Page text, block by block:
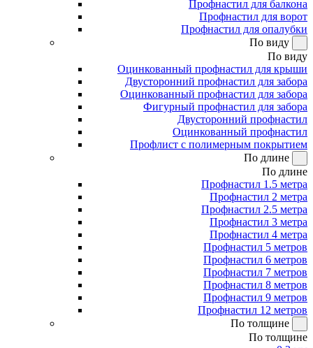
Профнастил для балкона
Профнастил для ворот
Профнастил для опалубки
По виду
По виду
Оцинкованный профнастил для крыши
Двусторонний профнастил для забора
Оцинкованный профнастил для забора
Фигурный профнастил для забора
Двусторонний профнастил
Оцинкованный профнастил
Профлист с полимерным покрытием
По длине
По длине
Профнастил 1.5 метра
Профнастил 2 метра
Профнастил 2.5 метра
Профнастил 3 метра
Профнастил 4 метра
Профнастил 5 метров
Профнастил 6 метров
Профнастил 7 метров
Профнастил 8 метров
Профнастил 9 метров
Профнастил 12 метров
По толщине
По толщине